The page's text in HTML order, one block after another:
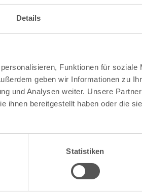
Details
Funktionen für soziale
geben wir Informationen zu
und Analysen weiter. Unsere
ihnen bereitgestellt haben oder die
Statistiken
avons besoin des
la facturation)